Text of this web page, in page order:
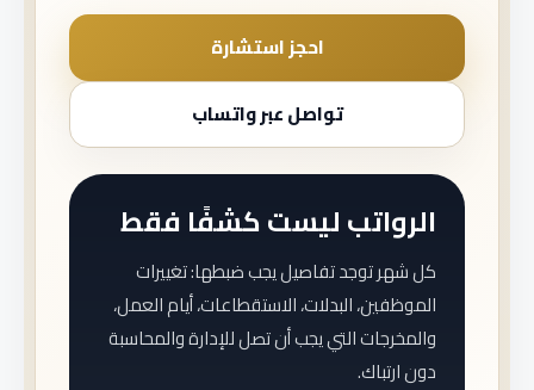
احجز استشارة
تواصل عبر واتساب
الرواتب ليست كشفًا فقط
كل شهر توجد تفاصيل يجب ضبطها: تغييرات
الموظفين، البدلات، الاستقطاعات، أيام العمل،
والمخرجات التي يجب أن تصل للإدارة والمحاسبة
دون ارتباك.